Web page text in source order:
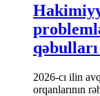
2026-cı ilin
orqanlarının